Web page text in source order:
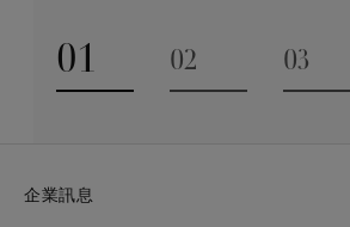
01
Go to slide 1
02
03
企業訊息